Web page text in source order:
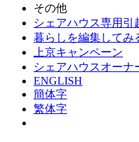
その他
シェアハウス専用引
暮らしを編集してみ
上京キャンペーン
シェアハウスオーナ
ENGLISH
簡体字
繁体字